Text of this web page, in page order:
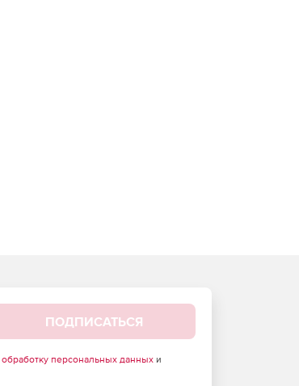
ПОДПИСАТЬСЯ
обработку персональных данныхи